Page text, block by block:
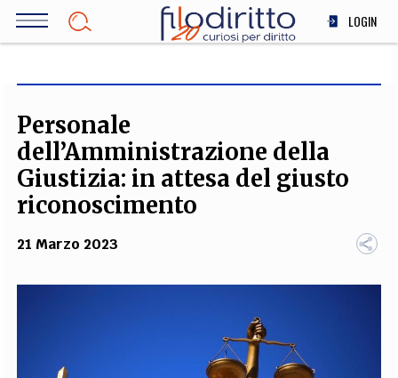
Salta
LOGIN
MEDICINA
SCIENZA
STORIA E FILOSOFIA
COMITATO SCIENTIFICO AUTORI
COLLABORA CON NOI
Personale
dell’Amministrazione della
Giustizia: in attesa del giusto
riconoscimento
21 Marzo 2023